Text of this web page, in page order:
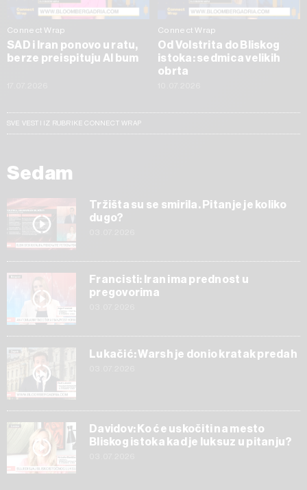
Connect Wrap
SAD i Iran ponovo u ratu,
berze preispituju AI bum
Connect Wrap
Od Volstrita do Bliskog
istoka: sedmica velikih
obrta
SVE VESTI IZ RUBRIKE CONNECT WRAP
Sedam
Tržišta su se smirila. Pitanje je koliko
dugo?
Francisti: Iran ima prednost u
pregovorima
Lukačić: Warsh je donio kratak predah
Davidov: Ko će uskočiti na mesto
Bliskog istoka kad je luksuz u pitanju?